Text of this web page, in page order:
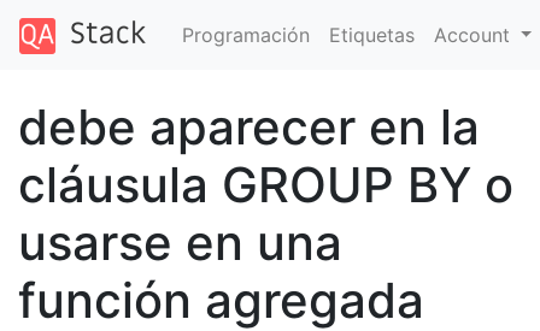
Programación Etiquetas Account
debe aparecer en la
cláusula GROUP BY o
usarse en una
función agregada